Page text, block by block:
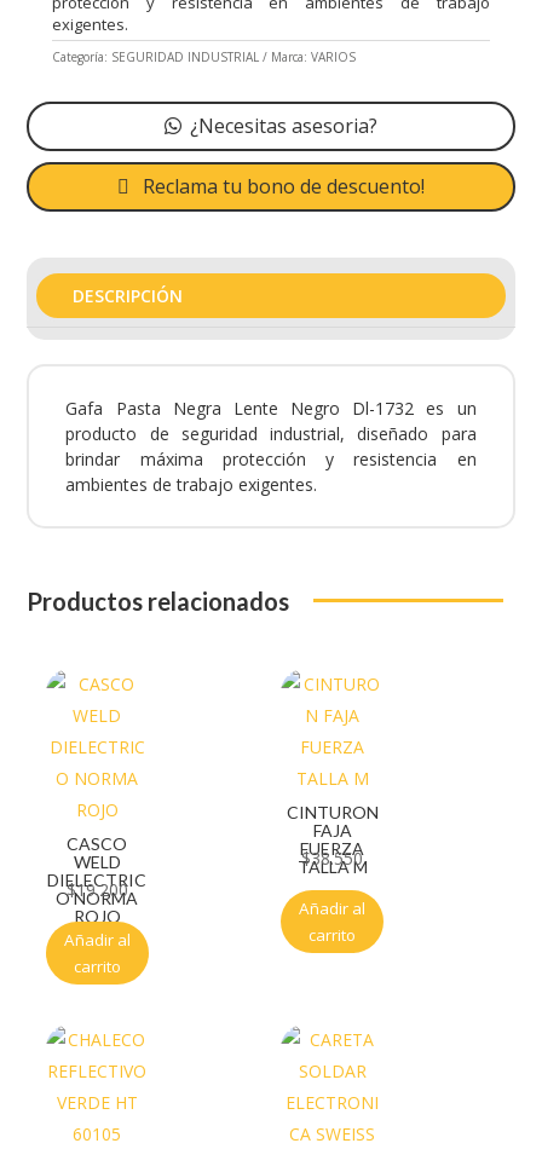
exigentes.
Categoría: SEGURIDAD INDUSTRIAL Marca: VARIOS
¿Necesitas asesoria?
Reclama tu bono de descuento!
DESCRIPCIÓN
Gafa Pasta Negra Lente Negro Dl-1732 es un
producto de seguridad industrial, diseñado para
brindar máxima protección y resistencia en
ambientes de trabajo exigentes.
Productos relacionados
CASCO
WELD
DIELECTRIC
O NORMA
ROJO
$19.200
Añadir al
carrito
CINTURON
FAJA
FUERZA
TALLA M
$38.550
Añadir al
carrito